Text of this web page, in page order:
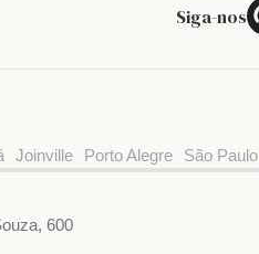
Siga-nos
Joinville Porto Alegre São Paulo
600